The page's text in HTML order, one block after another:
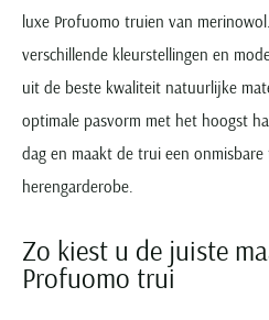
luxe Profuomo truien van
verschillende kleurstellingen en
uit de beste kwaliteit natuurlijke
optimale pasvorm met het hoogst
dag en maakt de trui een
herengarderobe.
Zo kiest u de juiste
Profuomo trui